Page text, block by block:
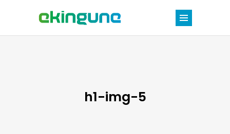
h1-img-5